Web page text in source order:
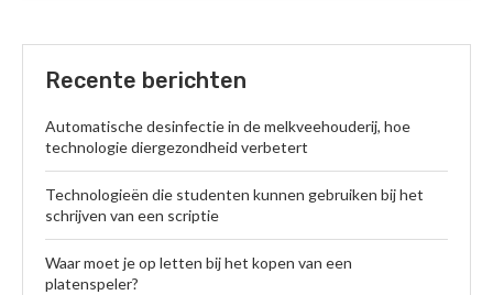
Recente berichten
Automatische desinfectie in de melkveehouderij, hoe
technologie diergezondheid verbetert
Technologieën die studenten kunnen gebruiken bij het
schrijven van een scriptie
Waar moet je op letten bij het kopen van een
platenspeler?